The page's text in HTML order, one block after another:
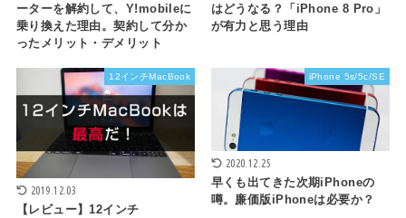
ーターを解約して、Y!mobileに
乗り換えた理由。契約して分か
ったメリット・デメリット
はどうなる？「iPhone 8 Pro」
が有力と思う理由
12インチMacBook
2019.12.03
【レビュー】12インチ
iPhone 5s/5c/SE
2020.12.25
早くも出てきた次期iPhoneの
噂。廉価版iPhoneは必要か？